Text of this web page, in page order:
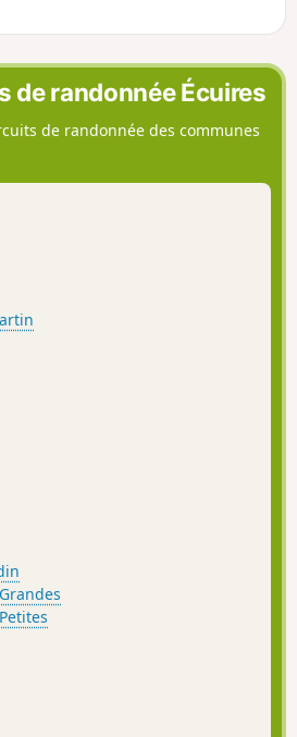
un beau point de vue sur la baie. Il
gagner l'estuaire de la Canche que
de randonnée Écuires
de randonnée des communes